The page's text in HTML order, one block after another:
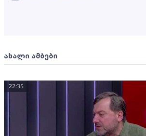
ახალი ამბები
22:35